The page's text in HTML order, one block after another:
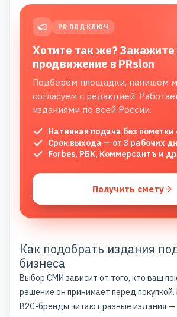
PR ПОД КЛЮЧ
Хотите так же? Закажите
продвижение в PRslon
Подберём площадки, напишем
согласуем с редакцией.
изданиями по всей России.
Нативная подача без
Срок выхода — от 3 рабочих
Forbes, РБК, Коммерсантъ и
Получить смету
Как подобрать издания
бизнеса
Выбор СМИ зависит от того, кто ваш
решение он принимает перед
B2C-бренды читают разные издания —